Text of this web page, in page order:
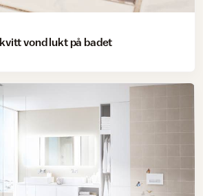
vond lukt på badet